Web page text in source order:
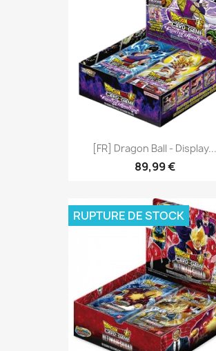
[FR] Dragon Ball - Display...
89,99 €
RUPTURE DE STOCK